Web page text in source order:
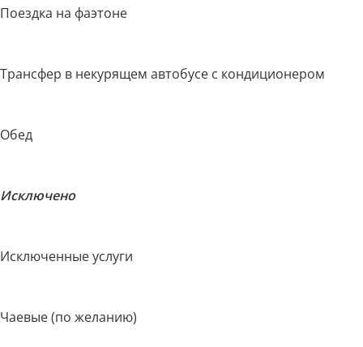
Поездка на фаэтоне
Трансфер в некурящем автобусе с кондиционером
Обед
Исключено
Исключенные услуги
Чаевые (по желанию)